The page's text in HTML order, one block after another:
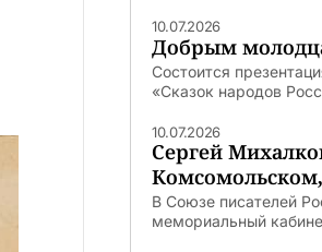
10.07.2026
Добрым
Состоится
«Сказок народов
10.07.2026
Сергей
В Союзе писателей
мемориальный